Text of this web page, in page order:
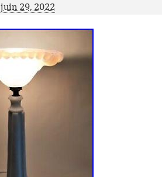
juin 29, 2022